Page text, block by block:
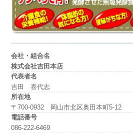
会社・組合名
株式会社吉田本店
代表者名
吉田 喜代志
所在地
〒700-0932 岡山市北区奥田本町5-12
電話番号
086-222-6469